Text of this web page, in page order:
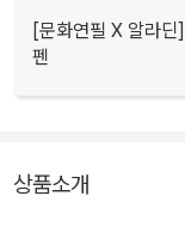
[문화연필 X 알라
펜
상품소개